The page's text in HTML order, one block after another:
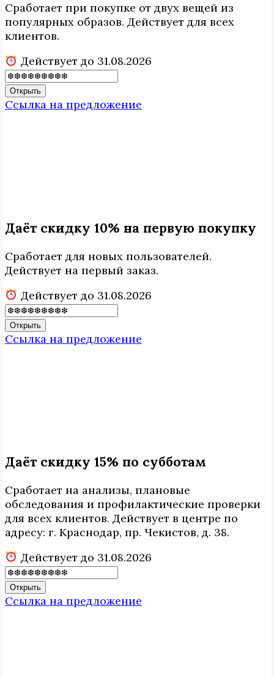
Сработает при покупке от двух вещей из
популярных образов. Действует для всех
клиентов.
Действует до 31.08.2026
Открыть
Ссылка на предложение
Даёт скидку 10% на первую покупку
Сработает для новых пользователей.
Действует на первый заказ.
Действует до 31.08.2026
Открыть
Ссылка на предложение
Даёт скидку 15% по субботам
Сработает на анализы, плановые
обследования и профилактические проверки
для всех клиентов. Действует в центре по
адресу: г. Краснодар, пр. Чекистов, д. 38.
Действует до 31.08.2026
Открыть
Ссылка на предложение